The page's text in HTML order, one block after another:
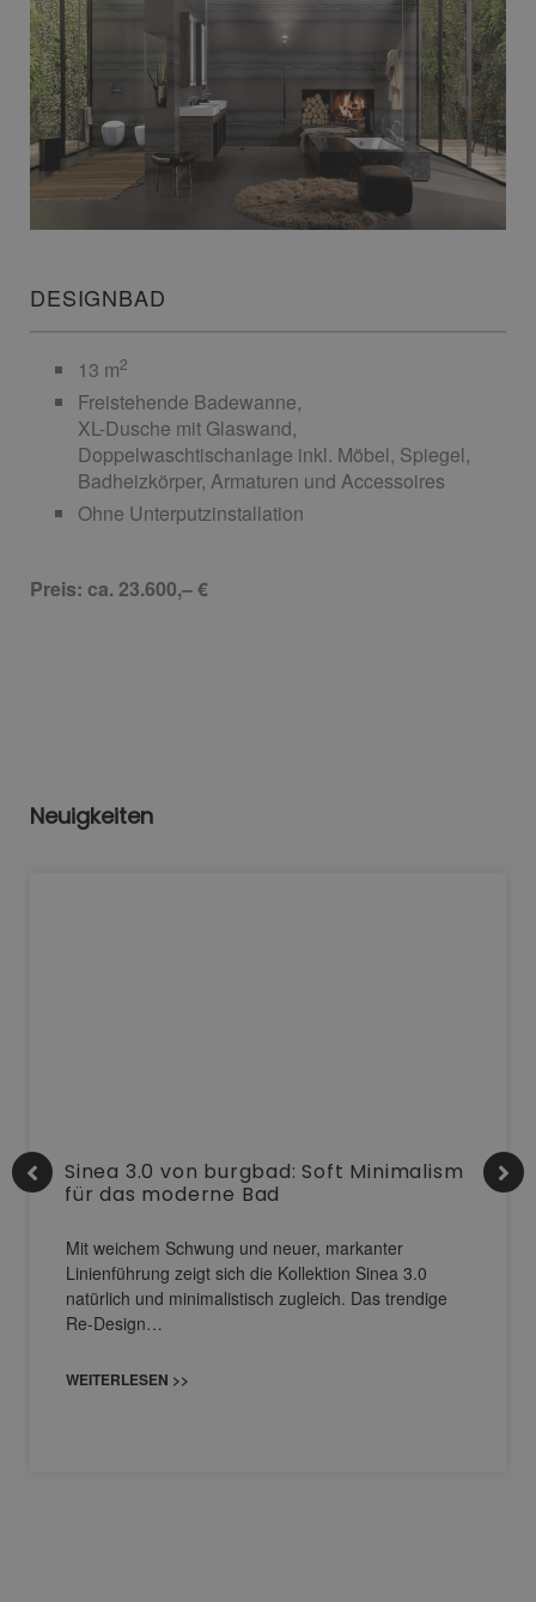
DESIGNBAD
13 m2
Freistehende Badewanne,
XL-Dusche mit Glaswand,
Doppelwaschtischanlage inkl. Möbel, Spiegel,
Badheizkörper, Armaturen und Accessoires
Ohne Unterputzinstallation
Preis: ca. 23.600,– €
Neuigkeiten
Sinea 3.0 von burgbad: Soft Minimalism
für das moderne Bad
Mit weichem Schwung und neuer, markanter
Linienführung zeigt sich die Kollektion Sinea 3.0
natürlich und minimalistisch zugleich. Das trendige
Re-Design…
WEITERLESEN >>